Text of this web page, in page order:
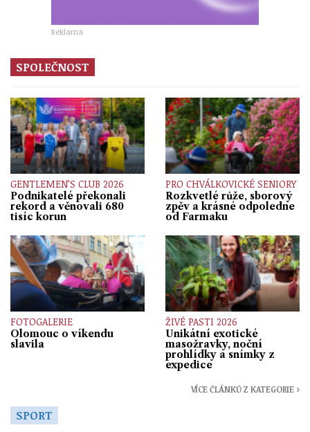
Reklama
SPOLEČNOST
GENTLEMEN’S CLUB 2026
Podnikatelé překonali
rekord a věnovali 680
tisíc korun
PRO CHVÁLKOVICKÉ SENIORY
Rozkvetlé růže, sborový
zpěv a krásné odpoledne
od Farmaku
FOTOGALERIE
Olomouc o víkendu
slavila
ŽIVÉ PASTI 2026
Unikátní exotické
masožravky, noční
prohlídky a snímky z
expedice
VÍCE ČLÁNKŮ Z KATEGORIE ›
SPORT